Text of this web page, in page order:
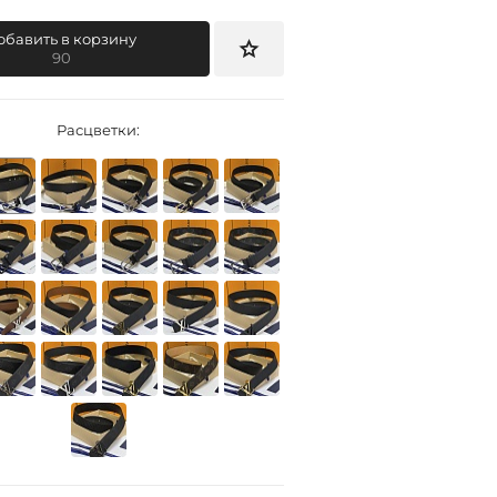
в корзину
90
Расцветки: